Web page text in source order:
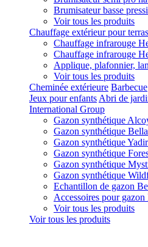
Brumisateur basse
Voir tous les produits
Chauffage extérieur pour
Chauffage infrarouge
Chauffage infrarouge
Applique, plafonnier,
Voir tous les produits
Cheminée extérieure Barbecue
Jeux pour enfants Abri de
International Group
Gazon synthétique
Gazon synthétique
Gazon synthétique
Gazon synthétique
Gazon synthétique
Gazon synthétique
Echantillon de gazon
Accessoires pour
Voir tous les produits
Voir tous les produits